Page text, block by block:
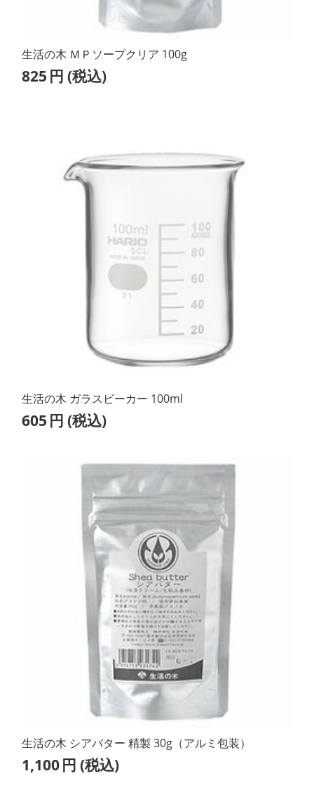
生活の木 ＭＰソープクリア 100g
825 円 (税込)
生活の木 ガラスビーカー 100ml
605 円 (税込)
生活の木 シアバター 精製 30g（アルミ包装）
1,100円 (税込)